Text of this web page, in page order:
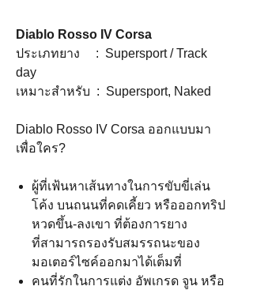
Diablo Rosso IV Corsa
ประเภทยาง : Supersport / Track
day
เหมาะสำหรับ : Supersport, Naked
Diablo Rosso IV Corsa ออกแบบมา
เพื่อใคร?
ผู้ที่เฟ้นหาเส้นทางในการขับขี่เล่น
โค้ง บนถนนที่คดเคี้ยว หรือออกทริป
หวดขึ้น-ลงเขา ที่ต้องการยาง
ที่สามารถรองรับสมรรถนะของ
มอเตอร์ไซค์ออกมาได้เต็มที่
คนที่รักในการแต่ง อัพเกรด จูน หรือ